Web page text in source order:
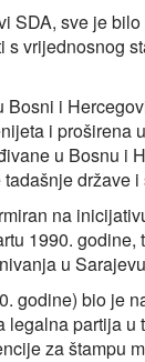
SDA, sve je
vrijednosnog
i
i proširena
u Bosnu i
države i
na
1990.
u
godine) bio je
partija
za štampu